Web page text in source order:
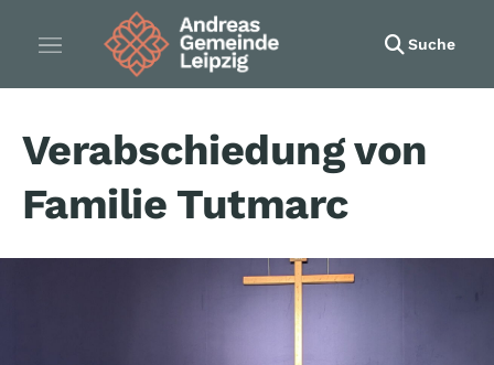
Suche
Verabschiedung von
Familie Tutmarc